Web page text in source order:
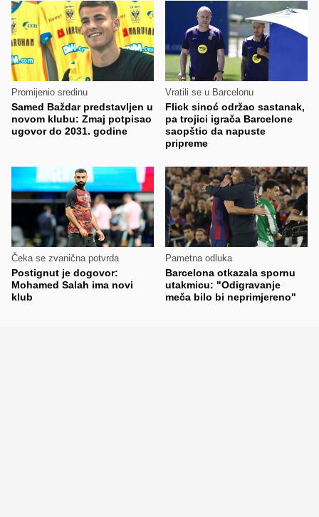
Promijenio sredinu
Samed Baždar predstavljen u
novom klubu: Zmaj potpisao
ugovor do 2031. godine
Vratili se u Barcelonu
Flick sinoć održao sastanak,
pa trojici igrača Barcelone
saopštio da napuste
pripreme
Čeka se zvanična potvrda
Postignut je dogovor:
Mohamed Salah ima novi
klub
Pametna odluka
Barcelona otkazala spornu
utakmicu: "Odigravanje
meča bilo bi neprimjereno"